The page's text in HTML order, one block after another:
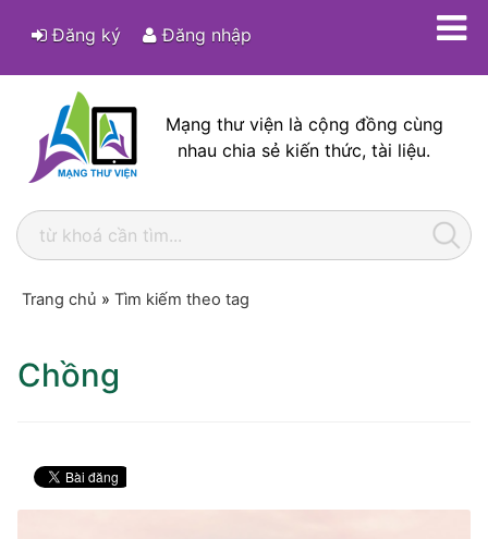
Đăng ký Đăng nhập
Mạng thư viện là cộng đồng cùng
nhau chia sẻ kiến thức, tài liệu.
Trang chủ » Tìm kiếm theo tag
Chồng